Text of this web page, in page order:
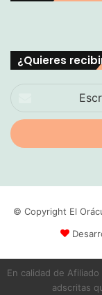
¿Quieres
correo
electrónico
© Copyright El
En calidad de
adscritas